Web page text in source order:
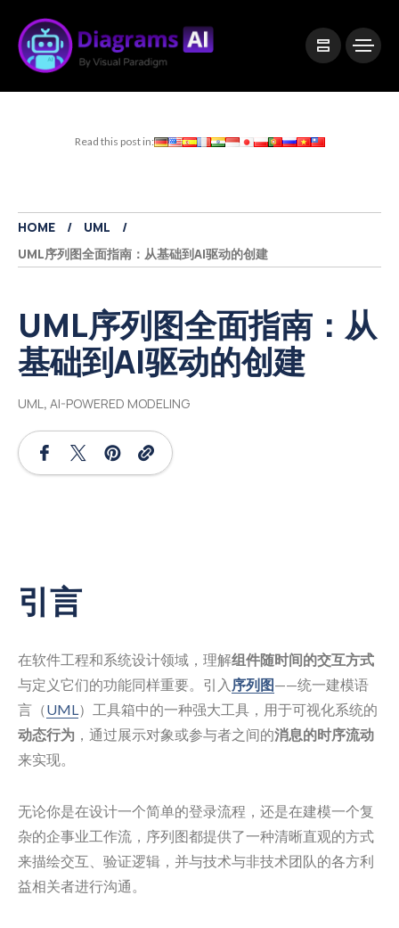
Read this post in:
HOME
UML
UML序列图全面指南：从基础到AI驱动的创建
UML序列图全面指南：从
基础到AI驱动的创建
UML, AI-POWERED MODELING
引言
在软件工程和系统设计领域，理解组件随时间的交互方式
与定义它们的功能同样重要。引入 序列图——统一建模语
言（UML）工具箱中的一种强大工具，用于可视化系统的
动态行为 ，通过展示对象或参与者之间的消息的时序流动
来实现。
无论你是在设计一个简单的登录流程，还是在建模一个复
杂的企事业工作流，序列图都提供了一种清晰直观的方式
来描绘交互、验证逻辑，并与技术与非技术团队的各方利
益相关者进行沟通。